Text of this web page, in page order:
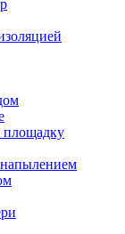
площадку